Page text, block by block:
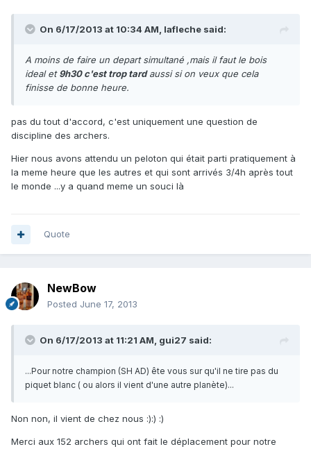
On 6/17/2013 at 10:34 AM, lafleche said:
A moins de faire un depart simultané ,mais il faut le bois
ideal et9h30 c'est trop tardaussi si on veux que cela
finisse de bonne heure.
pas du tout d'accord, c'est uniquement une question de
discipline des archers.
Hier nous avons attendu un peloton qui était parti pratiquement à
la meme heure que les autres et qui sont arrivés 3/4h après tout
le monde ...y a quand meme un souci là
Quote
NewBow
Posted June 17, 2013
On 6/17/2013 at 11:21 AM, gui27 said:
...Pour notre champion (SH AD) ête vous sur qu'il ne tire pas du
piquet blanc ( ou alors il vient d'une autre planète)...
Non non, il vient de chez nous :):) :)
Merci aux 152 archers qui ont fait le déplacement pour notre